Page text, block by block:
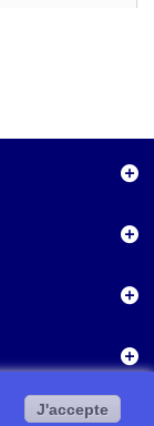
J'accepte